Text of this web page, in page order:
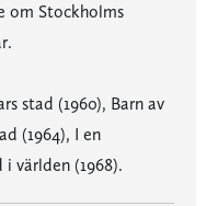
om Stockholms
stad (1960), Barn av
(1964), I en
världen (1968).